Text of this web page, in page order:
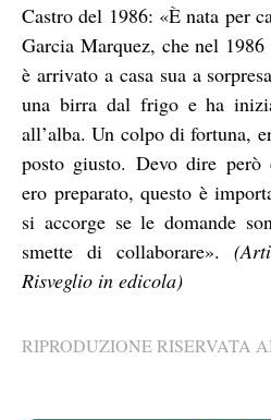
Castro del 1986: «È nata per
Garcia Marquez, che nel
è arrivato a casa sua a
una birra dal frigo e ha
all’alba. Un colpo di fortuna,
posto giusto. Devo dire però
ero preparato, questo è
si accorge se le domande
smette di collaborare».
Risveglio in edicola)
RIPRODUZIONE RISERVATA